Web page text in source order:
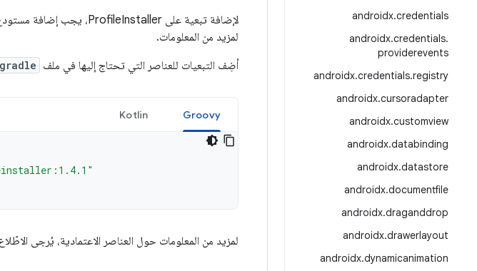
androidx.credentials
androidx.credentials.
providerevents
androidx.credentials.registry
androidx.cursoradapter
androidx.customview
androidx.databinding
androidx.datastore
androidx.documentfile
androidx.draganddrop
androidx.drawerlayout
androidx.dynamicanimation
لإضافة تبعية على ProfileInstaller، يجب إضافة مستودع Google Maven إلى مشروعك. اطّلِع على
لمزيد من المعلومات.
أضِف التبعيات للعناصر التي تحتاج إليها في ملف
Groovy
Kotlin
لمزيد من المعلومات حول العناصر الاعتمادية، يُرجى